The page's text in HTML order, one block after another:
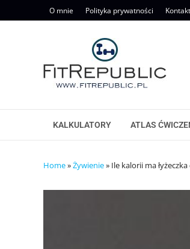
to
O mnie Polityka prywatności Kontakt
KALKULATORY ATLAS
Home»Żywienie» Ile kalorii ma